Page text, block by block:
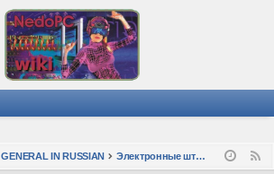
GENERAL IN RUSSIAN Электронные штучки